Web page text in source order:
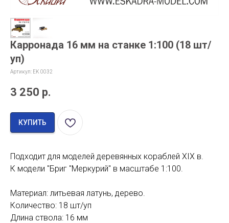
Карронада 16 мм на станке 1:100 (18 шт/
уп)
Артикул: EK 0032
3 250 р.
КУПИТЬ
Подходит для моделей деревянных кораблей XIX в.
К модели "Бриг "Меркурий" в масштабе 1:100.
Материал: литьевая латунь, дерево.
Количество: 18 шт/уп
Длина ствола: 16 мм